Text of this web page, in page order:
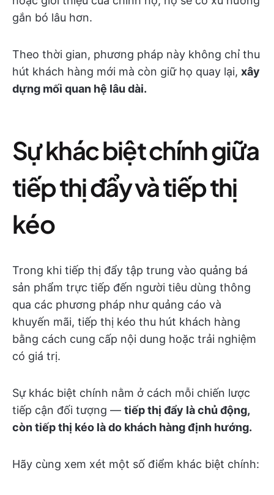
gắn bó lâu hơn.
Theo thời gian, phương pháp này không chỉ thu
hút khách hàng mới mà còn giữ họ quay lại, xây
dựng mối quan hệ lâu dài.
Sự khác biệt chính giữa
tiếp thị đẩy và tiếp thị
kéo
Trong khi tiếp thị đẩy tập trung vào quảng bá
sản phẩm trực tiếp đến người tiêu dùng thông
qua các phương pháp như quảng cáo và
khuyến mãi, tiếp thị kéo thu hút khách hàng
bằng cách cung cấp nội dung hoặc trải nghiệm
có giá trị.
Sự khác biệt chính nằm ở cách mỗi chiến lược
tiếp cận đối tượng — tiếp thị đẩy là chủ động,
còn tiếp thị kéo là do khách hàng định hướng.
Hãy cùng xem xét một số điểm khác biệt chính: